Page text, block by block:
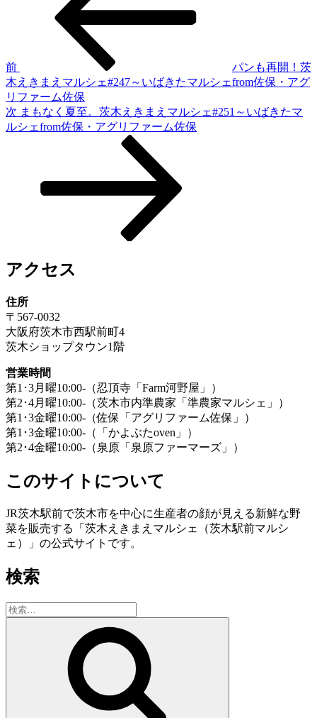
ゲ
ー
シ
ョ
前
パンも再開！茨
木えきまえマルシェ#247～いばきたマルシェfrom佐保・アグ
リファーム佐保
次
の
次 まもなく夏至。茨木えきまえマルシェ#251～いばきたマ
ルシェfrom佐保・アグリファーム佐保
アクセス
住所
〒567-0032
大阪府茨木市西駅前町4
茨木ショップタウン1階
営業時間
第1･3月曜10:00-（忍頂寺「Farm河野屋」）
第2･4月曜10:00-（茨木市内準農家「準農家マルシェ」）
第1･3金曜10:00-（佐保「アグリファーム佐保」）
第1･3金曜10:00-（「かよぶたoven」）
第2･4金曜10:00-（泉原「泉原ファーマーズ」）
このサイトについて
JR茨木駅前で茨木市を中心に生産者の顔が見える新鮮な野
菜を販売する「茨木えきまえマルシェ（茨木駅前マルシ
ェ）」の公式サイトです。
検索
検
索: